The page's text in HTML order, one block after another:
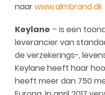
naarwww.almbrand.dk
Keylane – is een
leverancier van
de verzekerings-,
Keylane heeft haar
heeft meer dan 750